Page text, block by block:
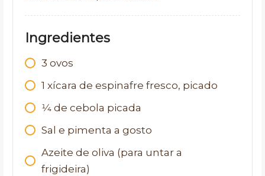
Ingredientes
3 ovos
1 xícara de espinafre fresco, picado
1⁄4 de cebola picada
Sal e pimenta a gosto
Azeite de oliva (para untar a
frigideira)